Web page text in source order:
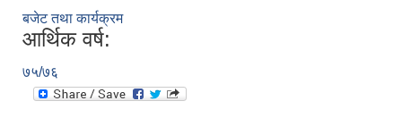
बजेट तथा कार्यक्रम
आर्थिक वर्ष:
७५/७६